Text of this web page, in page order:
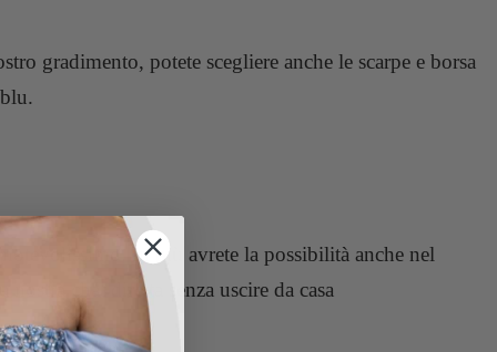
gradimento, potete scegliere anche le scarpe e borsa
In più avrete la possibilità anche nel
chat diretta senza uscire da casa